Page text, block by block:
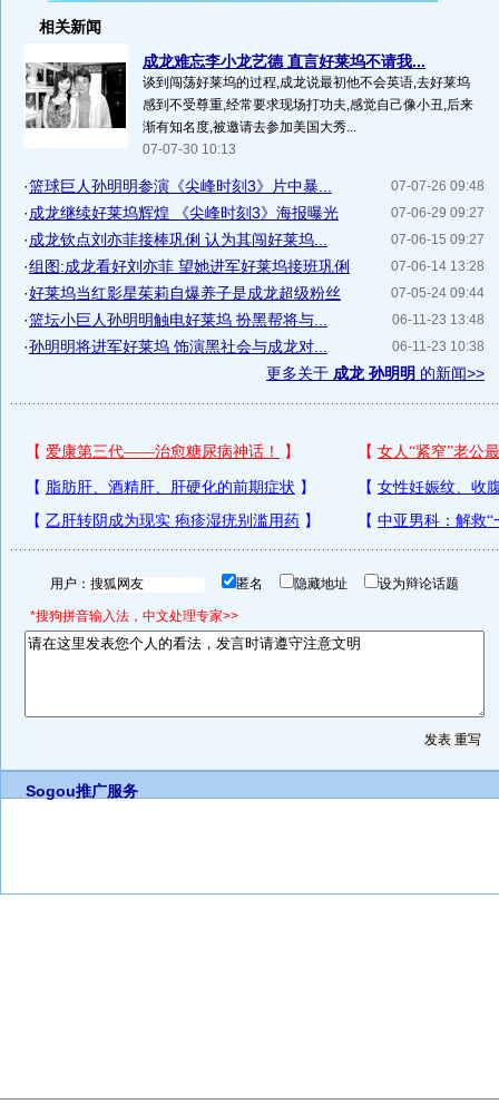
相关新闻
成龙难忘李小龙艺德 直言好莱坞不请我...
谈到闯荡好莱坞的过程,成龙说最初他不会英语,去好莱坞
感到不受尊重,经常要求现场打功夫,感觉自己像小丑,后来
渐有知名度,被邀请去参加美国大秀...
07-07-30 10:13
07-07-26 09:48
·篮球巨人孙明明参演《尖峰时刻3》片中暴...
07-06-29 09:27
·成龙继续好莱坞辉煌 《尖峰时刻3》海报曝光
07-06-15 09:27
·成龙钦点刘亦菲接棒巩俐 认为其闯好莱坞...
07-06-14 13:28
·组图:成龙看好刘亦菲 望她进军好莱坞接班巩俐
07-05-24 09:44
·好莱坞当红影星茱莉自爆养子是成龙超级粉丝
06-11-23 13:48
·篮坛小巨人孙明明触电好莱坞 扮黑帮将与...
06-11-23 10:38
·孙明明将进军好莱坞 饰演黑社会与成龙对...
更多关于 成龙 孙明明 的新闻>>
用户： 匿名 隐藏地址 设为辩论话题
*搜狗拼音输入法，中文处理专家>>
Sogou推广服务